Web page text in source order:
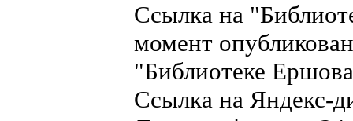
Ссылка на
момент
"Библиотеке
Ссылка на Яндекс-